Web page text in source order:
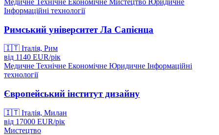
Інформаційні технології
Римський університет Ла Сапієнца
🇮🇹 Італія, Рим
від 1140 EUR/рік
Медичне Технічне Економічне Юридичне Інформаційні
технології
Європейський інститут дизайну
🇮🇹 Італія, Милан
від 17000 EUR/рік
Мистецтво